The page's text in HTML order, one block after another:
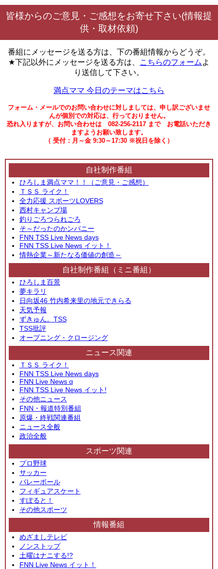
皆様からのご意見・ご感想をお寄せ下さい(情報提
供・取材依頼)
番組にメッセージを送る方は、下の番組情報からどうぞ。
★下記以外にメッセージを送る方は、
こちらのフォーム よ
り送信して下さい。
満点ママ 今日のテーマはこちら
フォーム・メールでのお問い合わせに対しましては、申し訳ございませ
んが個別での対応は、行っておりません。
恐れ入りますが、お問い合わせは 082-256-2117 まで お電話いただき
ますようお願い致します。
（ 受付：月～金 9:30～17:30 ※祝日を除く）
自社制作番組
ひろしま満点ママ！！（ご意見・ご感想）
ＴＳＳ ライク！
全力応援 スポーツLOVERS
西村キャンプ場
釣りごろつられごろ
そ～だったのかンパニー
FNN TSS Live News days
FNN TSS Live News イット！
情熱企業～新たなる価値の創造～
自社制作番組（ミニ番組）
ひろしま百景
夢キラリ
日向坂46 竹内希来里の地元できらる
天気予報
ずきゅん。TSS
TSS批評
オープニング・クロージング
ニュース関連
ＴＳＳ ライク！
FNN TSS Live News days
FNN Live News α
FNN TSS Live News イット!
その他ニュース
FNN・報道特別番組
原爆・終戦関連番組
ニュース全般
政治全般
スポーツ関連
プロ野球
サッカー
バレーボール
フィギュアスケート
すぽると！
その他スポーツ
情報番組
めざましテレビ
ノンストップ
土曜はナニする!?
FNN Live News イット！